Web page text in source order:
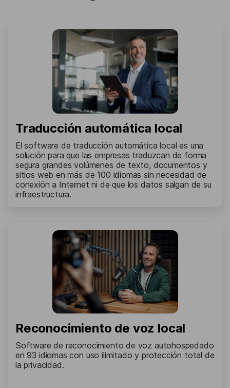
Traducción automática local
El software de traducción automática local es una
solución para que las empresas traduzcan de forma
segura grandes volúmenes de texto, documentos y
sitios web en más de 100 idiomas sin necesidad de
conexión a Internet ni de que los datos salgan de su
infraestructura.
Reconocimiento de voz local
Software de reconocimiento de voz autohospedado
en 93 idiomas con uso ilimitado y protección total de
la privacidad.